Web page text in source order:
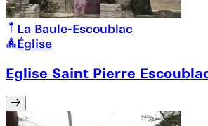
La Baule-Escoublac
Église
Eglise Saint Pierre